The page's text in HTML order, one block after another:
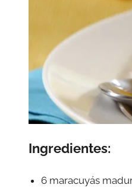
Ingredientes:
6 maracuyás